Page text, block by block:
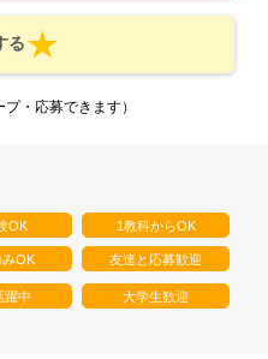
る
プ・応募できます）
OK 1教科からOK
OK 友達と応募歓迎
躍中 大学生歓迎